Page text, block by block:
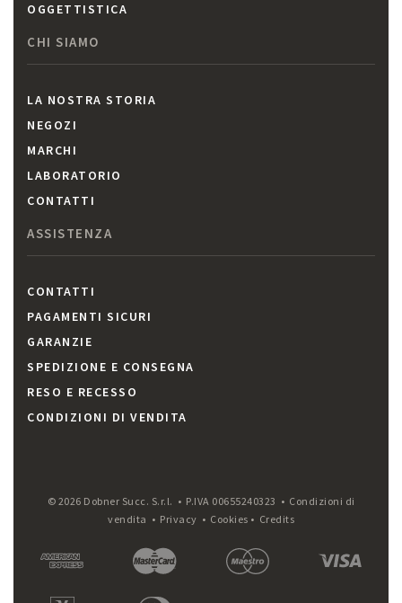
OGGETTISTICA
CHI SIAMO
LA NOSTRA STORIA
NEGOZI
MARCHI
LABORATORIO
CONTATTI
ASSISTENZA
CONTATTI
PAGAMENTI SICURI
GARANZIE
SPEDIZIONE E CONSEGNA
RESO E RECESSO
CONDIZIONI DI VENDITA
© 2026 Dobner Succ. S.r.l. • P.IVA 00655240323 • Condizioni di
vendita • Privacy • Cookies • Credits